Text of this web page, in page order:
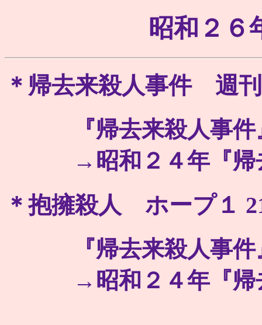
昭和２６
＊帰去来殺人事件 週
『帰去来殺人事件
→昭和２４年『帰去
＊抱擁殺人 ホープ１
『帰去来殺人事件
→昭和２４年『帰去